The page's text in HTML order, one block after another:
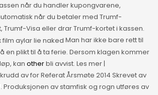
når du handler kupongvarene,
når du betaler med Trumf-
Trumf-Visa eller drar Trumf-kortet i kassen.
Man har ikke bare rett til
en plikt til å ta ferie. Dersom klagen kommer
kan otherbli avvist. Les mer |
av for Referat Årsmøte 2014 Skrevet av
Produksjonen av stamfisk og rogn utføres av